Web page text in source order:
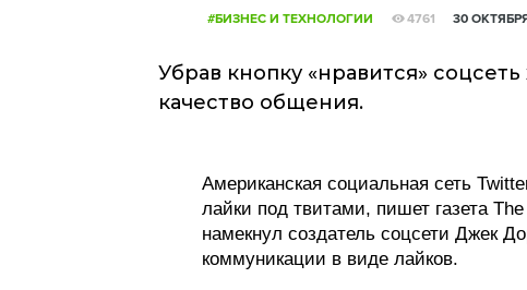
#БИЗНЕС И ТЕХНОЛОГИИ 4761 30
Убрав кнопку «нравится»
качество общения.
Американская социальная сеть
лайки под твитами, пишет газета
намекнул создатель соцсети Джек
коммуникации в виде лайков.